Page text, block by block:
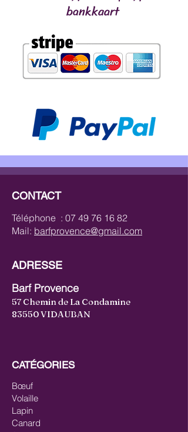
bankkaart
CONTACT
Téléphone : 07 49 76 16 82
Mail: barfprovence@gmail.com
ADRESSE
Barf Provence
57 Chemin de La Condamine
83550 VIDAUBAN
CATÉGORIES
Bœuf
Volaille
Lapin
Canard